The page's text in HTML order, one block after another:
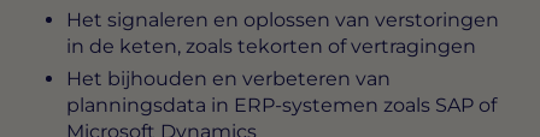
Het signaleren en oplossen van verstoringen
in de keten, zoals tekorten of vertragingen
Het bijhouden en verbeteren van
planningsdata in ERP-systemen zoals SAP of
Microsoft Dynamics